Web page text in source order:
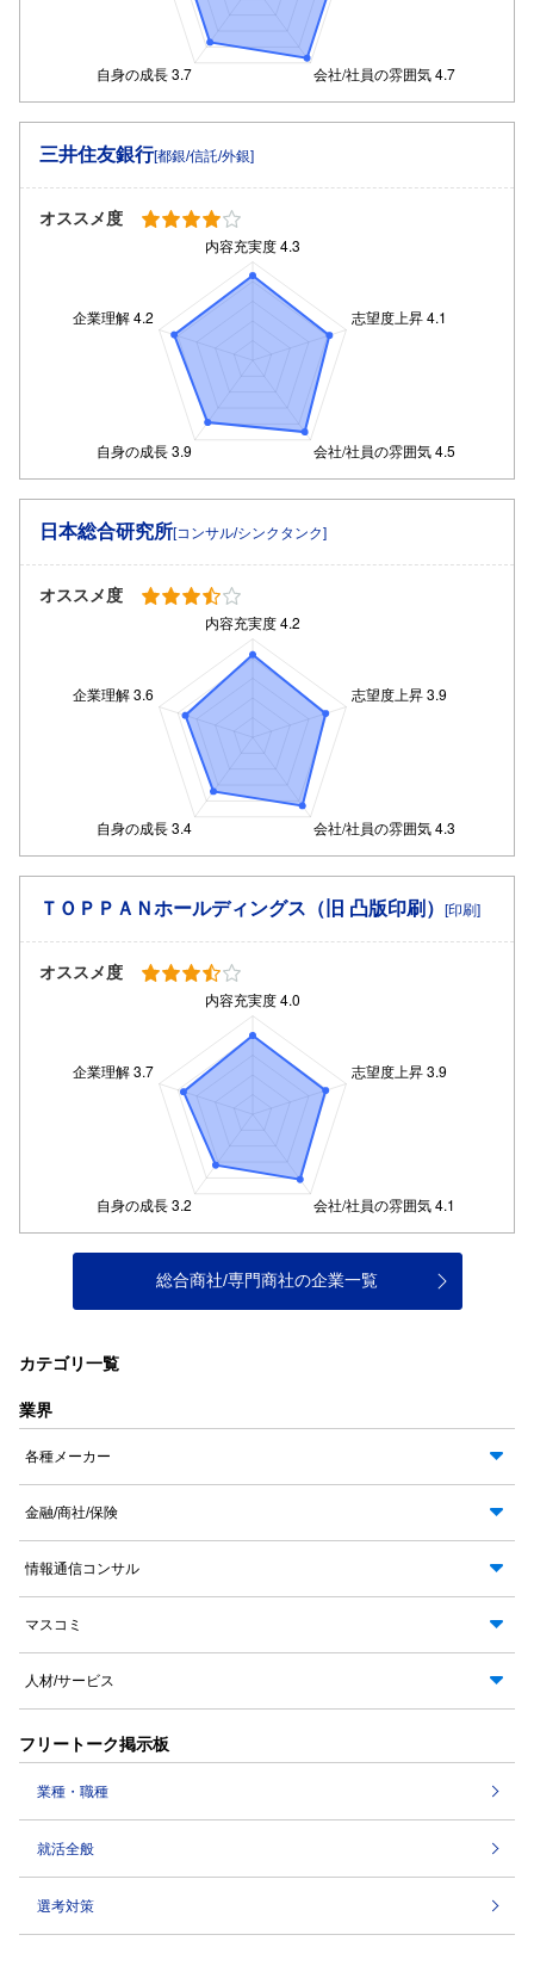
三井住友銀行[都銀/信託/外銀]
オススメ度
日本総合研究所[コンサル/シンクタンク]
オススメ度
ＴＯＰＰＡＮホールディングス（旧 凸版印刷） [印刷]
オススメ度
総合商社/専門商社の企業一覧
カテゴリ一覧
業界
各種メーカー
金融/商社/保険
情報通信コンサル
マスコミ
人材/サービス
フリートーク掲示板
業種・職種
就活全般
選考対策